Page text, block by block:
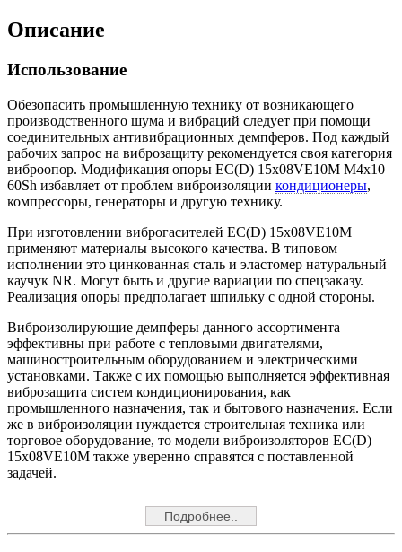
Описание
Использование
Обезопасить промышленную технику от возникающего
производственного шума и вибраций следует при помощи
соединительных антивибрационных демпферов. Под каждый
рабочих запрос на виброзащиту рекомендуется своя категория
виброопор. Модификация опоры EC(D) 15x08VE10M M4x10
60Sh избавляет от проблем виброизоляции кондиционеры,
компрессоры, генераторы и другую технику.
При изготовлении виброгасителей EC(D) 15x08VE10M
применяют материалы высокого качества. В типовом
исполнении это цинкованная сталь и эластомер натуральный
каучук NR. Могут быть и другие вариации по спецзаказу.
Реализация опоры предполагает шпильку с одной стороны.
Виброизолирующие демпферы данного ассортимента
эффективны при работе с тепловыми двигателями,
машиностроительным оборудованием и электрическими
установками. Также с их помощью выполняется эффективная
виброзащита систем кондиционирования, как
промышленного назначения, так и бытового назначения. Если
же в виброизоляции нуждается строительная техника или
торговое оборудование, то модели виброизоляторов EC(D)
15x08VE10M также уверенно справятся с поставленной
задачей.
Подробнее..